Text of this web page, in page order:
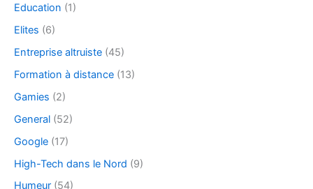
Education (1)
Elites (6)
Entreprise altruiste (45)
Formation à distance (13)
Gamies (2)
General (52)
Google (17)
High-Tech dans le Nord (9)
Humeur (54)